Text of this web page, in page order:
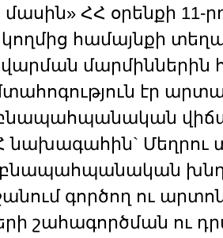
ՀՀ օրենքի 11-
կողմից համայնքի
մարմիններին
էր
նախագահին` Մեղրու
գործող ու
շահագործման ու